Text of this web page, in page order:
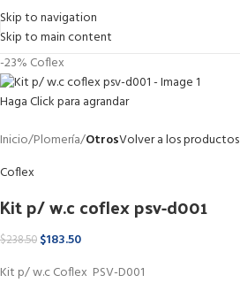
Skip to navigation
Skip to main content
-23% Coflex
Haga Click para agrandar
Inicio Plomería OtrosVolver a los productos
Coflex
Kit p/ w.c coflex psv-d001
$238.50 $183.50
Kit p/ w.c Coflex PSV-D001